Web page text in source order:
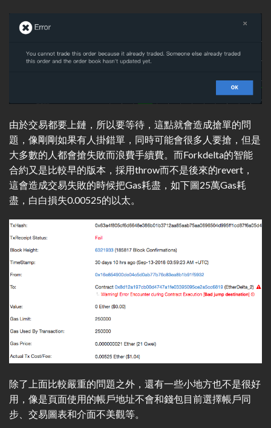
由於交易都要上鏈，所以要等待，這點就會造成搶單的問
題，像剛剛如果有人掛錯單，同時可能會很多人要搶，但是
大多數的人都會搶失敗而浪費手續費。而Forkdelta的智能
合約又是比較早的版本，採用throw而不是後來的revert，
這會造成交易失敗的時候把Gas耗盡，如下圖25萬Gas耗
盡，白白損失0.00525的以太。
除了上面比較嚴重的問題之外，還有一些小地方也不是很好
用，像是頁面使用的帳戶地址不會和錢包目前選擇帳戶同
步、交易圖表和介面不美觀等。